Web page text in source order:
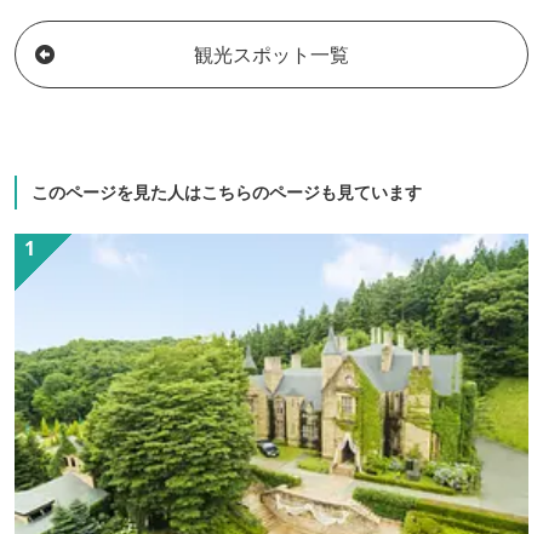
観光スポット一覧
このページを見た人はこちらのページも見ています